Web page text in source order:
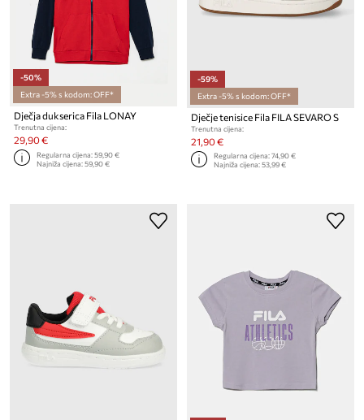
-50%
Extra -5% s kodom: OFF*
Dječja dukserica Fila LONAY
Trenutna cijena:
29,90 €
Regularna cijena:59,90 €
Najniža cijena:59,90 €
-59%
Extra -5% s kodom: OFF*
Dječje tenisice Fila FILA SEVARO S
Trenutna cijena:
21,90 €
Regularna cijena:74,90 €
Najniža cijena:53,99 €